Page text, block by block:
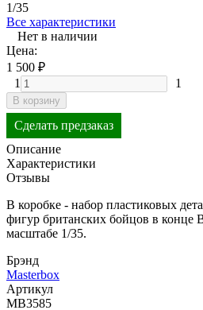
1/35
Все характеристики
Нет в наличии
Цена:
1 500 ₽
1
1
В корзину
Сделать предзаказ
Описание
Характеристики
Отзывы
В коробке - набор пластиковых
фигур британских бойцов в конце
масштабе 1/35.
Брэнд
Masterbox
Артикул
MB3585